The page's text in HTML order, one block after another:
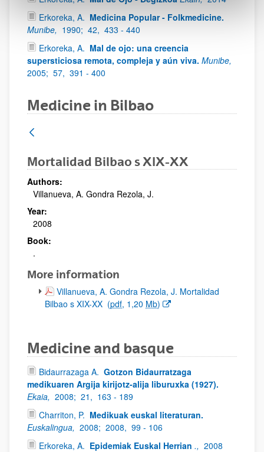
Erkoreka, A. Medicina Popular - Folkmedicine.
Munibe, 1990; 42, 433 - 440
Erkoreka, A. Mal de ojo: una creencia
supersticiosa remota, compleja y aún viva. Munibe,
2005; 57, 391 - 400
Medicine in Bilbao
Mortalidad Bilbao s XIX-XX
Authors:
Villanueva, A. Gondra Rezola, J.
Year:
2008
Book:
.
More information
(Opens New Window)
Villanueva, A. Gondra Rezola, J. Mortalidad
Bilbao s XIX-XX (pdf, 1,20 Mb)
Medicine and basque
Bidaurrazaga A. Gotzon Bidaurratzaga
medikuaren Argija kirijotz-alija liburuxka (1927).
Ekaia, 2008; 21, 163 - 189
Charriton, P. Medikuak euskal literaturan.
Euskalingua, 2008; 2008, 99 - 106
Erkoreka, A. Epidemiak Euskal Herrian ., 2008